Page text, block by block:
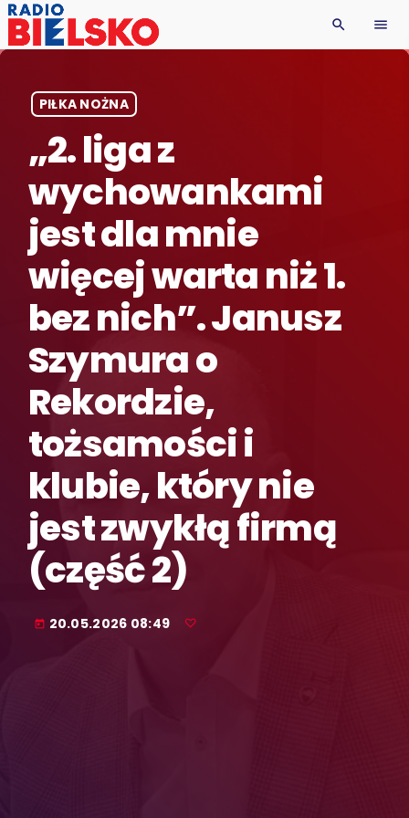
search menu
PIŁKA NOŻNA
„2. liga z
wychowankami
jest dla mnie
więcej warta niż 1.
bez nich”. Janusz
Szymura o
Rekordzie,
tożsamości i
klubie, który nie
jest zwykłą firmą
(część 2)
today 20.05.2026 08:49